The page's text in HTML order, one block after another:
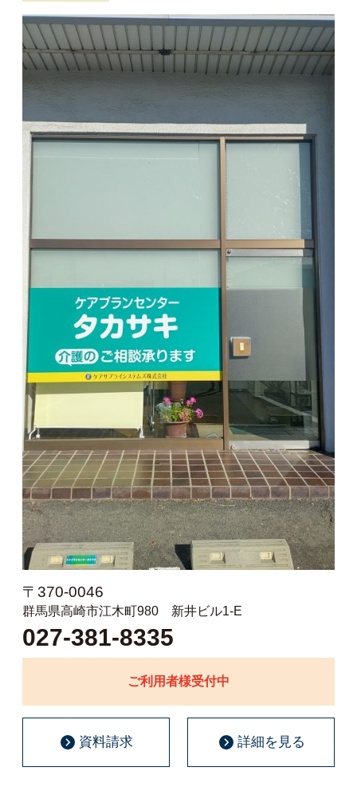
〒370-0046
群馬県高崎市江木町980 新井ビル1-E
027-381-8335
ご利用者様受付中
資料請求 詳細を見る